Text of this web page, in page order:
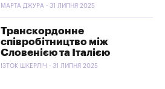
МАРТА ДЖУРА - 31 ЛИПНЯ 2025
Транскордонне
співробітництво між
Словенією та Італією
ІЗТОК ШКЕРЛІЧ - 31 ЛИПНЯ 2025